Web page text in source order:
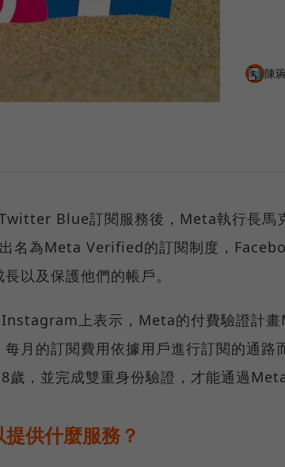
陳
Blue訂閱服務後，Meta執行長馬
名為Meta Verified的訂閱制度，
以及保護他們的帳戶。
Instagram上表示，Meta的付費驗證計
月的訂閱費用依據用戶進行訂閱的通路
歲，並完成雙重身份驗證，才能通過Meta
供什麼服務？